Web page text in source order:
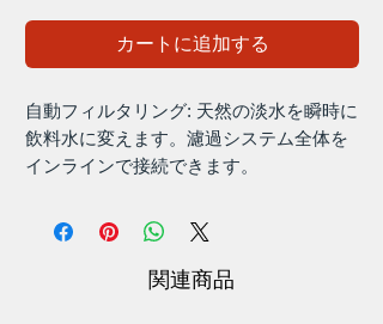
カートに追加する
自動フィルタリング: 天然の淡水を瞬時に
飲料水に変えます。濾過システム全体を
インラインで接続できます。
ミクロンのメンブレン、およびカーボン
ファイバー。
使いやすさ: 開口部が広いスライドロック
関連商品